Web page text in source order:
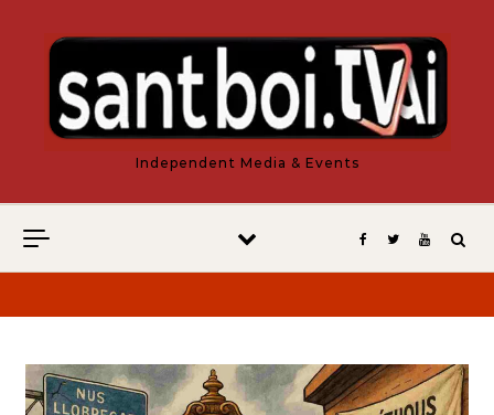
Independent Media & Events